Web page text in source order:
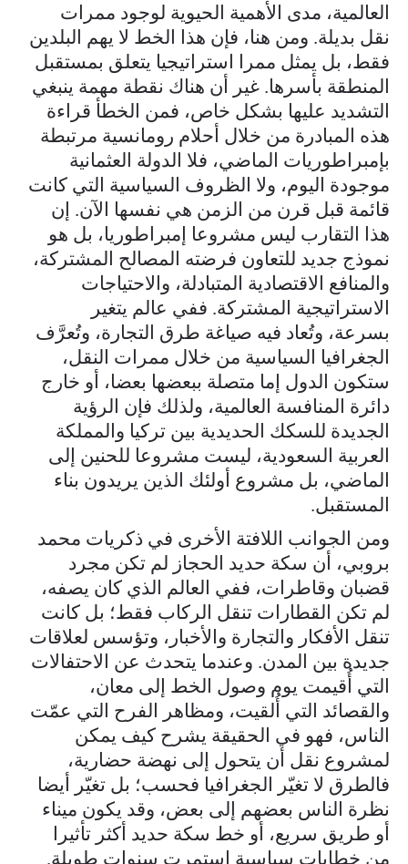
العالمية، مدى الأهمية الحيوية لوجود ممرات
نقل بديلة. ومن هنا، فإن هذا الخط لا يهم البلدين
فقط، بل يمثل ممرا استراتيجيا يتعلق بمستقبل
المنطقة بأسرها. غير أن هناك نقطة مهمة ينبغي
التشديد عليها بشكل خاص، فمن الخطأ قراءة
هذه المبادرة من خلال أحلام رومانسية مرتبطة
بإمبراطوريات الماضي، فلا الدولة العثمانية
موجودة اليوم، ولا الظروف السياسية التي كانت
قائمة قبل قرن من الزمن هي نفسها الآن. إن
هذا التقارب ليس مشروعا إمبراطوريا، بل هو
نموذج جديد للتعاون فرضته المصالح المشتركة،
والمنافع الاقتصادية المتبادلة، والاحتياجات
الاستراتيجية المشتركة. ففي عالم يتغير
بسرعة، وتُعاد فيه صياغة طرق التجارة، وتُعرَّف
الجغرافيا السياسية من خلال ممرات النقل،
ستكون الدول إما متصلة ببعضها بعضا، أو خارج
دائرة المنافسة العالمية، ولذلك فإن الرؤية
الجديدة للسكك الحديدية بين تركيا والمملكة
العربية السعودية، ليست مشروعا للحنين إلى
الماضي، بل مشروع أولئك الذين يريدون بناء
المستقبل.
ومن الجوانب اللافتة الأخرى في ذكريات محمد
بروبي، أن سكة حديد الحجاز لم تكن مجرد
قضبان وقاطرات، ففي العالم الذي كان يصفه،
لم تكن القطارات تنقل الركاب فقط؛ بل كانت
تنقل الأفكار والتجارة والأخبار، وتؤسس لعلاقات
جديدة بين المدن. وعندما يتحدث عن الاحتفالات
التي أُقيمت يوم وصول الخط إلى معان،
والقصائد التي أُلقيت، ومظاهر الفرح التي عمّت
الناس، فهو في الحقيقة يشرح كيف يمكن
لمشروع نقل أن يتحول إلى نهضة حضارية،
فالطرق لا تغيّر الجغرافيا فحسب؛ بل تغيّر أيضا
نظرة الناس بعضهم إلى بعض، وقد يكون ميناء
أو طريق سريع، أو خط سكة حديد أكثر تأثيرا
من خطابات سياسية استمرت سنوات طويلة.